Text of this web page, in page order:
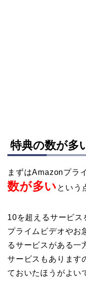
特典の数が多
まずはAmazonプラ
数が多い という
10を超えるサービス
プライムビデオやお
るサービスがある一
サービスもあります
ておいたほうがよい